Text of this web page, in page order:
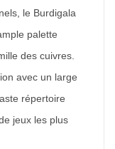
le Burdigala
palette
des cuivres.
avec un large
répertoire
jeux les plus